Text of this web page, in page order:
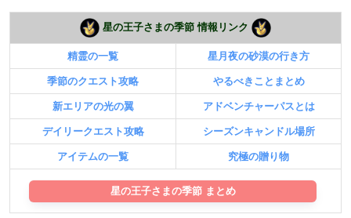
星の王子さまの季節 情報リンク
精霊の一覧 星月夜の砂漠の行き方
季節のクエスト攻略 やるべきことまとめ
新エリアの光の翼 アドベンチャーパスとは
デイリークエスト攻略 シーズンキャンドル場所
アイテムの一覧 究極の贈り物
星の王子さまの季節 まとめ